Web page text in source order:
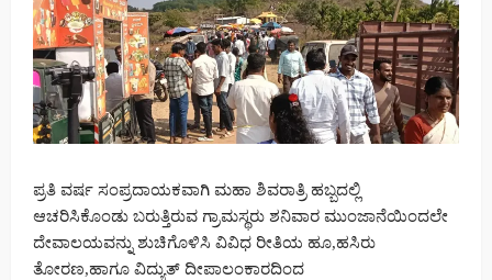
ಪ್ರತಿ ವರ್ಷ ಸಂಪ್ರದಾಯಕವಾಗಿ ಮಹಾ ಶಿವರಾತ್ರಿ ಹಬ್ಬದಲ್ಲಿ
ಆಚರಿಸಿಕೊಂಡು ಬರುತ್ತಿರುವ ಗ್ರಾಮಸ್ಥರು ಶನಿವಾರ ಮುಂಜಾನೆಯಿಂದಲೇ
ದೇವಾಲಯವನ್ನು ಶುಚಿಗೊಳಿಸಿ ವಿವಿಧ ರೀತಿಯ ಹೂ,ಹಸಿರು
ತೋರಣ,ಹಾಗೂ ವಿದ್ಯುತ್ ದೀಪಾಲಂಕಾರದಿಂದ